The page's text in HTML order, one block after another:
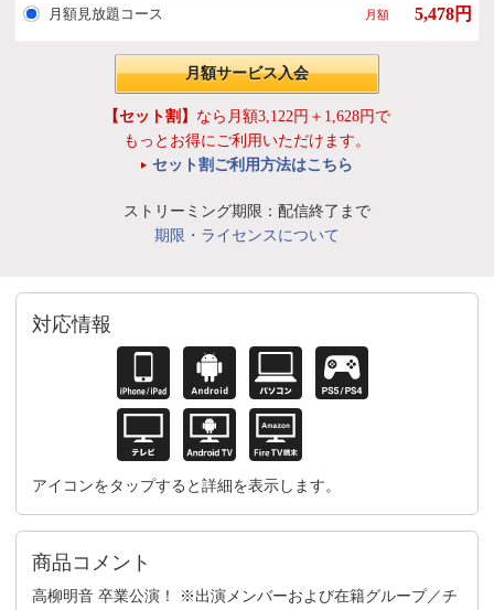
月額見放題コース 月額 5,478円
月額サービス入会
【セット割】 なら月額3,122円＋1,628円で
もっとお得にご利用いただけます。
セット割ご利用方法はこちら
ストリーミング期限：配信終了まで
期限・ライセンスについて
対応情報
アイコンをタップすると詳細を表示します。
商品コメント
高柳明音 卒業公演！ ※出演メンバーおよび在籍グループ／チ